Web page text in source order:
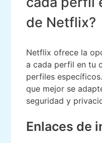
de Netflix?
Netflix ofrece la
a cada perfil en tu
perfiles
que mejor se
seguridad y
Enlaces de